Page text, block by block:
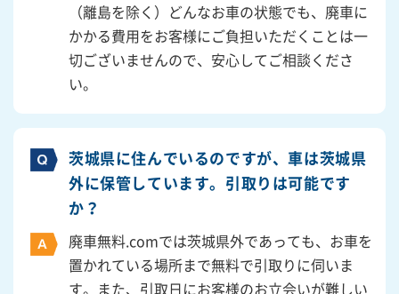
（離島を除く）どんなお車の状態でも、廃車に
かかる費用をお客様にご負担いただくことは一
切ございませんので、安心してご相談くださ
い。
茨城県に住んでいるのですが、車は茨城県
外に保管しています。引取りは可能です
か？
廃車無料.comでは茨城県外であっても、お車を
置かれている場所まで無料で引取りに伺いま
す。また、引取日にお客様のお立会いが難しい